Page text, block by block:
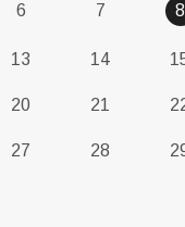
6 7 8
13 14
20 21
27 28